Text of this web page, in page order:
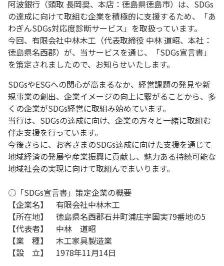
阿波銀行（頭取 長岡奨、本店：徳島県徳島市）は、SDGs
の達成に向けて取組む企業を積極的に支援するため、「あ
わぎんSDGs対応度診断サービス」を取扱っています。
今回、有限会社中林木工（代表取締役 中林 道昭、本社：
徳島県名西郡）が、当サービスを通じ、「SDGs宣言書」
を策定されましたので、お知らせいたします。
SDGsやESGへの関心が高まるなか、経営課題の発見や新
規事業の創出、企業イメージの向上に繋がることから、多
くの企業がSDGs経営に取組み始めています。
当行は、SDGsの達成に向け、企業の方々と一緒に取組む
伴走支援を行っています。
今後さらに、お客さまのSDGs達成に向けた支援を通じて
地域経済の発展や産業振興に貢献し、魅力ある持続可能な
地域社会の実現に向けて取組んでまいります。
○「SDGs宣言書」策定企業の概要
【企業名】 有限会社中林木工
【所在地】 徳島県名西郡石井町浦庄字国実79番地の5
【代表者】 中林 道昭
【業 種】 木工家具製造業
【設 立】 1978年11月14日